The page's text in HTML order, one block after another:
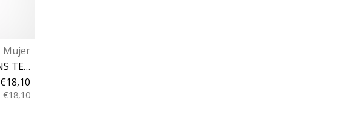
Mujer
Camiseta de fútbol Nike WOMENS TEAM SPIKE SHORT SLEEVE JERSEY
€18,10
€18,10